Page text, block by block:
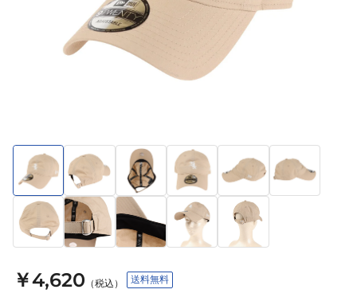
￥4,620 （税込） 送料無料